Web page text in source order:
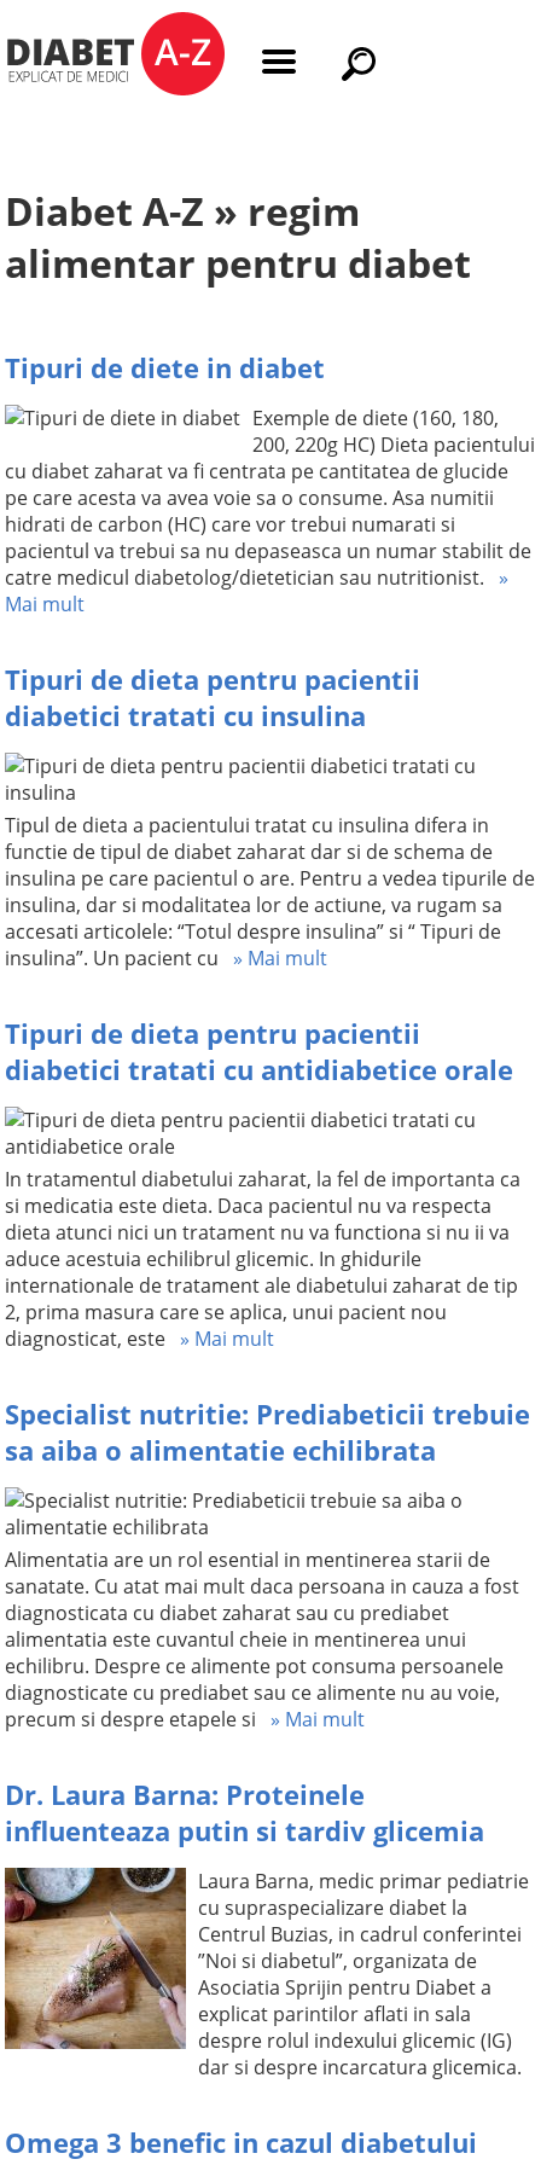
Diabet A-Z » regim
alimentar pentru diabet
Tipuri de diete in diabet
Exemple de diete (160, 180,
200, 220g HC) Dieta pacientului
cu diabet zaharat va fi centrata pe cantitatea de glucide
pe care acesta va avea voie sa o consume. Asa numitii
hidrati de carbon (HC) care vor trebui numarati si
pacientul va trebui sa nu depaseasca un numar stabilit de
catre medicul diabetolog/dietetician sau nutritionist. »
Mai mult
Tipuri de dieta pentru pacientii
diabetici tratati cu insulina
Tipul de dieta a pacientului tratat cu insulina difera in
functie de tipul de diabet zaharat dar si de schema de
insulina pe care pacientul o are. Pentru a vedea tipurile de
insulina, dar si modalitatea lor de actiune, va rugam sa
accesati articolele: “Totul despre insulina” si “ Tipuri de
insulina”. Un pacient cu » Mai mult
Tipuri de dieta pentru pacientii
diabetici tratati cu antidiabetice orale
In tratamentul diabetului zaharat, la fel de importanta ca
si medicatia este dieta. Daca pacientul nu va respecta
dieta atunci nici un tratament nu va functiona si nu ii va
aduce acestuia echilibrul glicemic. In ghidurile
internationale de tratament ale diabetului zaharat de tip
2, prima masura care se aplica, unui pacient nou
diagnosticat, este » Mai mult
Specialist nutritie: Prediabeticii trebuie
sa aiba o alimentatie echilibrata
Alimentatia are un rol esential in mentinerea starii de
sanatate. Cu atat mai mult daca persoana in cauza a fost
diagnosticata cu diabet zaharat sau cu prediabet
alimentatia este cuvantul cheie in mentinerea unui
echilibru. Despre ce alimente pot consuma persoanele
diagnosticate cu prediabet sau ce alimente nu au voie,
precum si despre etapele si » Mai mult
Dr. Laura Barna: Proteinele
influenteaza putin si tardiv glicemia
Laura Barna, medic primar pediatrie
cu supraspecializare diabet la
Centrul Buzias, in cadrul conferintei
”Noi si diabetul”, organizata de
Asociatia Sprijin pentru Diabet a
explicat parintilor aflati in sala
despre rolul indexului glicemic (IG)
dar si despre incarcatura glicemica.
Omega 3 benefic in cazul diabetului